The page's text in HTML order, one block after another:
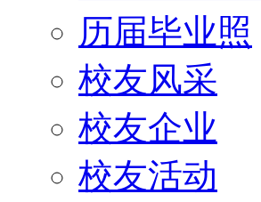
历届毕业照
校友风采
校友企业
校友活动